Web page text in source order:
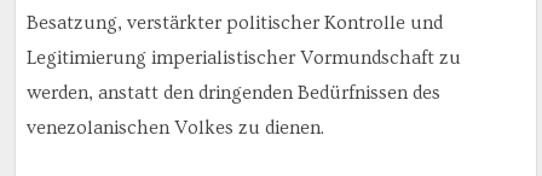
Besatzung, verstärkter politischer Kontrolle und
Legitimierung imperialistischer Vormundschaft zu
werden, anstatt den dringenden Bedürfnissen des
venezolanischen Volkes zu dienen.